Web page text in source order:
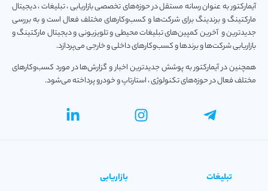
آیمارکتور به عنوان رسانه مستقل در حوزه‌های تخصصی بازاریابی ، تبلیغات ، دیجیتال
مارکتینگ و برندینگ برای شرکت‌ها و کسب‌و‌کارهای مختلف فعال است و به بررسی
جدیدترین و آخرین کمپین‌های تبلیغات محیطی و تلویزیونی و دیجیتال مارکتینگ و
بازاریابی شرکت‌ها و برندها و کسب‌و‌کارهای داخلی و خارجی می‌پردازد.
همچنین در آیمارکتور به پوشش جدیدترین اخبار و گزارش‌ها در مورد کسب‌و‎کارهای
مختلف فعال در حوزه‌های تکنولوژی ، استارتاپ و خودرو پرداخته می‌شود.
تبلیغات بازاریابی